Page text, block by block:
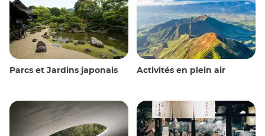
Parcs et Jardins japonais Activités en plein air